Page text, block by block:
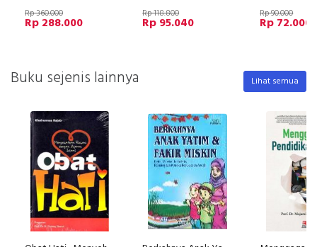
Rp 360.000
Rp 288.000
Rp 118.800
Rp 95.040
Rp 90.000
Rp 72.000
Buku sejenis lainnya Lihat semua